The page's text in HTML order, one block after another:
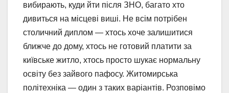
вибирають, куди йти після ЗНО, багато хто
дивиться на місцеві виші. Не всім потрібен
столичний диплом — хтось хоче залишитися
ближче до дому, хтось не готовий платити за
київське житло, хтось просто шукає нормальну
освіту без зайвого пафосу. Житомирська
політехніка — один з таких варіантів. Розповімо